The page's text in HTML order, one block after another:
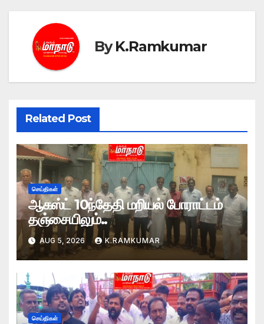
ByK.Ramkumar
Related Post
செய்திகள்
ஆகஸ்ட் 10ந்தேதி மறியல் போராட்டம்
தஞ்சையிலும்..
AUG 5, 2026 K.RAMKUMAR
செய்திகள்